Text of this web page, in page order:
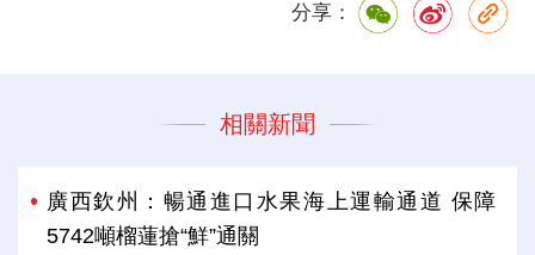
分享：
相關新聞
廣西欽州：暢通進口水果海上運輸通道 保障
5742噸榴蓮搶“鮮”通關